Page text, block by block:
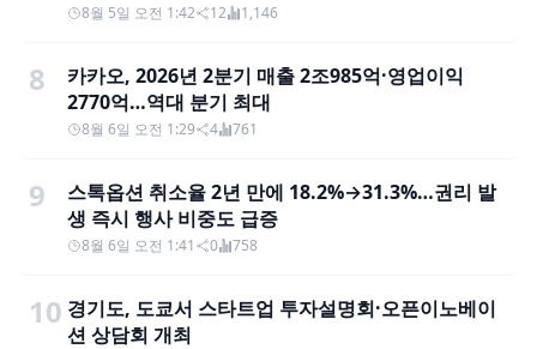
8월 5일 오전 1:42 12 1,146
8
카카오, 2026년 2분기 매출 2조985억·영업이익
2770억…역대 분기 최대
8월 6일 오전 1:29 4 761
9
스톡옵션 취소율 2년 만에 18.2%→31.3%…권리 발
생 즉시 행사 비중도 급증
8월 6일 오전 1:41 0 758
10 경기도, 도쿄서 스타트업 투자설명회·오픈이노베이
션 상담회 개최